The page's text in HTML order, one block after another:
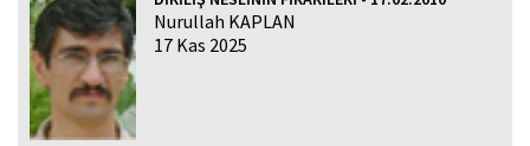
Nurullah KAPLAN
17 Kas 2025